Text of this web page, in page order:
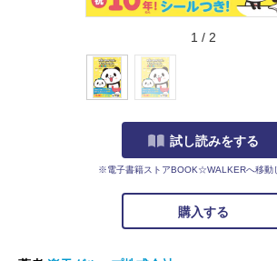
1 / 2
試し読みをする
※電子書籍ストアBOOK☆WALKERへ移動
購入する